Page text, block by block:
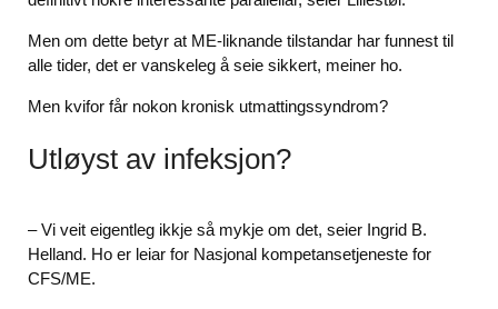
Men om dette betyr at ME-liknande tilstandar har funnest til
alle tider, det er vanskeleg å seie sikkert, meiner ho.
Men kvifor får nokon kronisk utmattingssyndrom?
Utløyst av infeksjon?
– Vi veit eigentleg ikkje så mykje om det, seier Ingrid B.
Helland. Ho er leiar for Nasjonal kompetansetjeneste for
CFS/ME.